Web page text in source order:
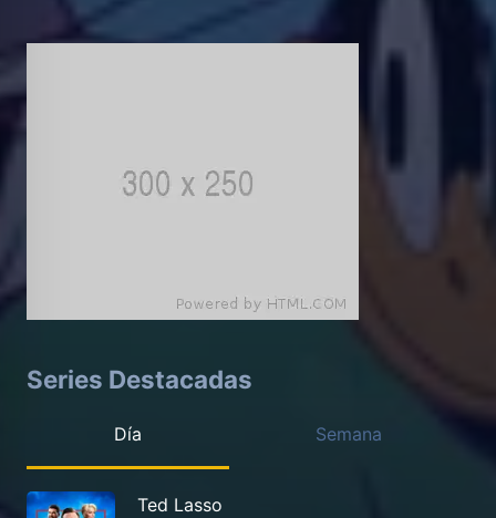
Series Destacadas
Día Semana
Ted Lasso